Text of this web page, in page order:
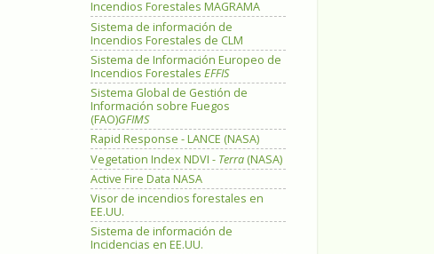
Incendios Forestales MAGRAMA
Sistema de información de
Incendios Forestales de CLM
Sistema de Información Europeo de
Incendios Forestales EFFIS
Sistema Global de Gestión de
Información sobre Fuegos
(FAO)GFIMS
Rapid Response - LANCE (NASA)
Vegetation Index NDVI - Terra (NASA)
Active Fire Data NASA
Visor de incendios forestales en
EE.UU.
Sistema de información de
Incidencias en EE.UU.